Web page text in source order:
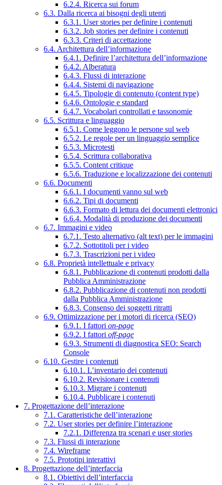
6.2.4. Ricerca sui forum
6.3. Dalla ricerca ai bisogni degli utenti
6.3.1. User stories per definire i contenuti
6.3.2. Job stories per definire i contenuti
6.3.3. Criteri di accettazione
6.4. Architettura dell’informazione
6.4.1. Definire l’architettura dell’informazione
6.4.2. Alberatura
6.4.3. Flussi di interazione
6.4.4. Sistemi di navigazione
6.4.5. Tipologie di contenuto (content type)
6.4.6. Ontologie e standard
6.4.7. Vocabolari controllati e tassonomie
6.5. Scrittura e linguaggio
6.5.1. Come leggono le persone sul web
6.5.2. Le regole per un linguaggio semplice
6.5.3. Microtesti
6.5.4. Scrittura collaborativa
6.5.5. Content critique
6.5.6. Traduzione e localizzazione dei contenuti
6.6. Documenti
6.6.1. I documenti vanno sul web
6.6.2. Tipi di documenti
6.6.3. Formato di lettura dei documenti elettronici
6.6.4. Modalità di produzione dei documenti
6.7. Immagini e video
6.7.1. Testo alternativo (alt text) per le immagini
6.7.2. Sottotitoli per i video
6.7.3. Trascrizioni per i video
6.8. Proprietà intellettuale e privacy
6.8.1. Pubblicazione di contenuti prodotti dalla
Pubblica Amministrazione
6.8.2. Pubblicazione di contenuti non prodotti
dalla Pubblica Amministrazione
6.8.3. Consenso dei soggetti ritratti
6.9. Ottimizzazione per i motori di ricerca (SEO)
6.9.1. I fattori on-page
6.9.2. I fattori off-page
6.9.3. Strumenti di diagnostica SEO: Search
Console
6.10. Gestire i contenuti
6.10.1. L’inventario dei contenuti
6.10.2. Revisionare i contenuti
6.10.3. Migrare i contenuti
6.10.4. Pubblicare i contenuti
7. Progettazione dell’interazione
7.1. Caratteristiche dell’interazione
7.2. User stories per definire l’interazione
7.2.1. Differenza tra scenari e user stories
7.3. Flussi di interazione
7.4. Wireframe
7.5. Prototipi interattivi
8. Progettazione dell’interfaccia
8.1. Obiettivi dell’interfaccia